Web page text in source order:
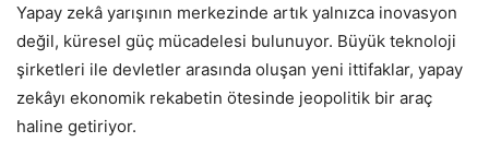
Yapay zekâ yarışının merkezinde artık yalnızca inovasyon
değil, küresel güç mücadelesi bulunuyor. Büyük teknoloji
şirketleri ile devletler arasında oluşan yeni ittifaklar, yapay
zekâyı ekonomik rekabetin ötesinde jeopolitik bir araç
haline getiriyor.